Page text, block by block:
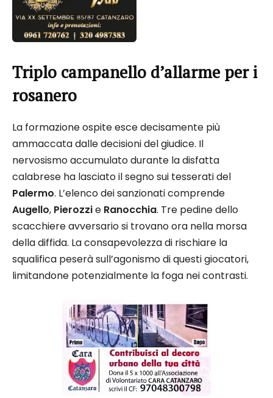
Triplo campanello d’allarme per i
rosanero
La formazione ospite esce decisamente più
ammaccata dalle decisioni del giudice. Il
nervosismo accumulato durante la disfatta
calabrese ha lasciato il segno sui tesserati del
Palermo. L’elenco dei sanzionati comprende
Augello, Pierozzie Ranocchia. Tre pedine dello
scacchiere avversario si trovano ora nella morsa
della diffida. La consapevolezza di rischiare la
squalifica peserà sull’agonismo di questi giocatori,
limitandone potenzialmente la foga nei contrasti.